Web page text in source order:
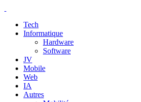
Tech
Informatique
Hardware
Software
JV
Mobile
Web
IA
Autres